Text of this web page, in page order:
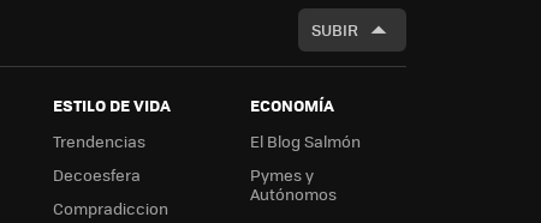
SUBIR
ESTILO DE VIDA
Trendencias
Decoesfera
Compradiccion
ECONOMÍA
El Blog Salmón
Pymes y
Autónomos